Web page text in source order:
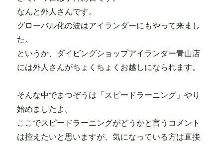
なんと外人さんです。
グローバル化の波はアイランダーにもやって来まし
た。
というか、ダイビングショップアイランダー青山店
には外人さんがちょくちょくお越しになられます。
そんな中でまつぞうは「スピードラーニング」やり
始めましたよ。
ここでスピードラーニングがどうかと言うコメント
は控えたいと思いますが、気になっている方は直接